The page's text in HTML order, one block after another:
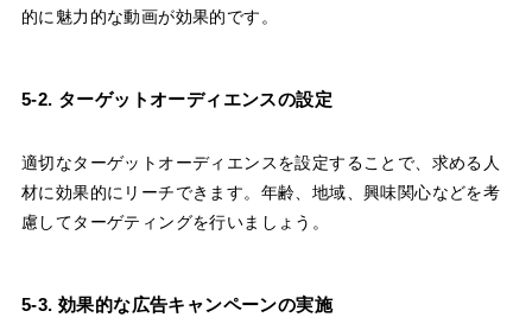
的に魅力的な動画が効果的です。
5-2. ターゲットオーディエンスの設定
適切なターゲットオーディエンスを設定することで、求める人
材に効果的にリーチできます。年齢、地域、興味関心などを考
慮してターゲティングを行いましょう。
5-3. 効果的な広告キャンペーンの実施